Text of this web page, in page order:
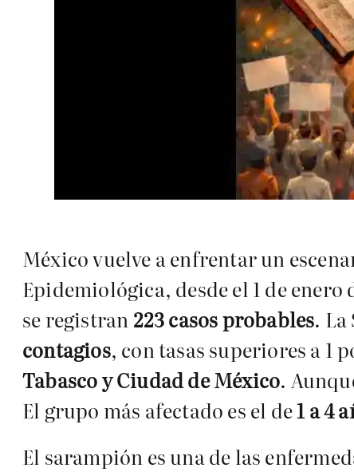
México vuelve a enfrentar un
Epidemiológica, desde el 1 de
se registran 223 casos probables.
contagios, con tasas superiores a 1
Tabasco y Ciudad de México.
El grupo más afectado es el de1 a 4
El sarampión es una de las